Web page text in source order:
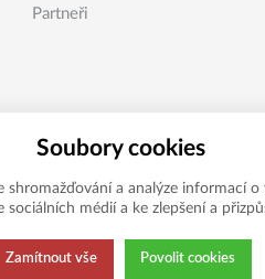
Partneři
Soubory cookies
shromažďování a analýze informací
médií a ke zlepšení a
Zamítnout vše Povolit cookies